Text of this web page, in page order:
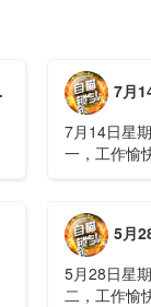
7月14日星期
7月14日星
一，工作愉
停业2、广
计发现登革
治愈出院
5月28日星期
5月28日星
二，工作愉